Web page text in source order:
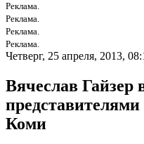
Реклама.
Реклама.
Реклама.
Реклама.
Четверг, 25 апреля, 2013,
Вячеслав Гайзер
Коми